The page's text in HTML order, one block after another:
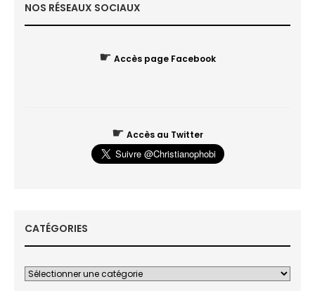
NOS RÉSEAUX SOCIAUX
☛ Accès page Facebook
☛ Accès au Twitter
CATÉGORIES